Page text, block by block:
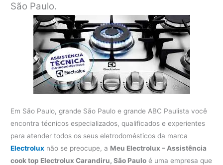
São Paulo.
Em São Paulo, grande São Paulo e grande ABC Paulista você
encontra técnicos especializados, qualificados e experientes
para atender todos os seus eletrodomésticos da marca
Electrolux não se preocupe, a Meu Electrolux – Assistência
cook top Electrolux Carandiru, São Paulo é uma empresa que